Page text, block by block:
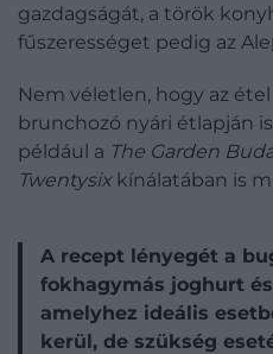
gazdagságát, a török
fűszerességet pedig az
Nem véletlen, hogy az
brunchozó nyári étlapján
például a The Garden
Twentysix kínálatában is
A recept lényegét a
fokhagymás joghurt
amelyhez ideális
kerül, de szükség